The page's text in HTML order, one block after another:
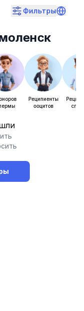
Фильтры
Реципиенты
ооцитов